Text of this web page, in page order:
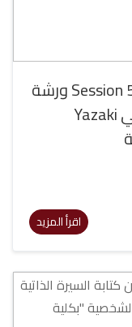
جامعة الفيوم: Session 5S ورشة
عمل لشركة يازاكي Yazaki
اقرأ المزيد